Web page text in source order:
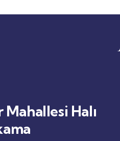
Mahallesi Halı